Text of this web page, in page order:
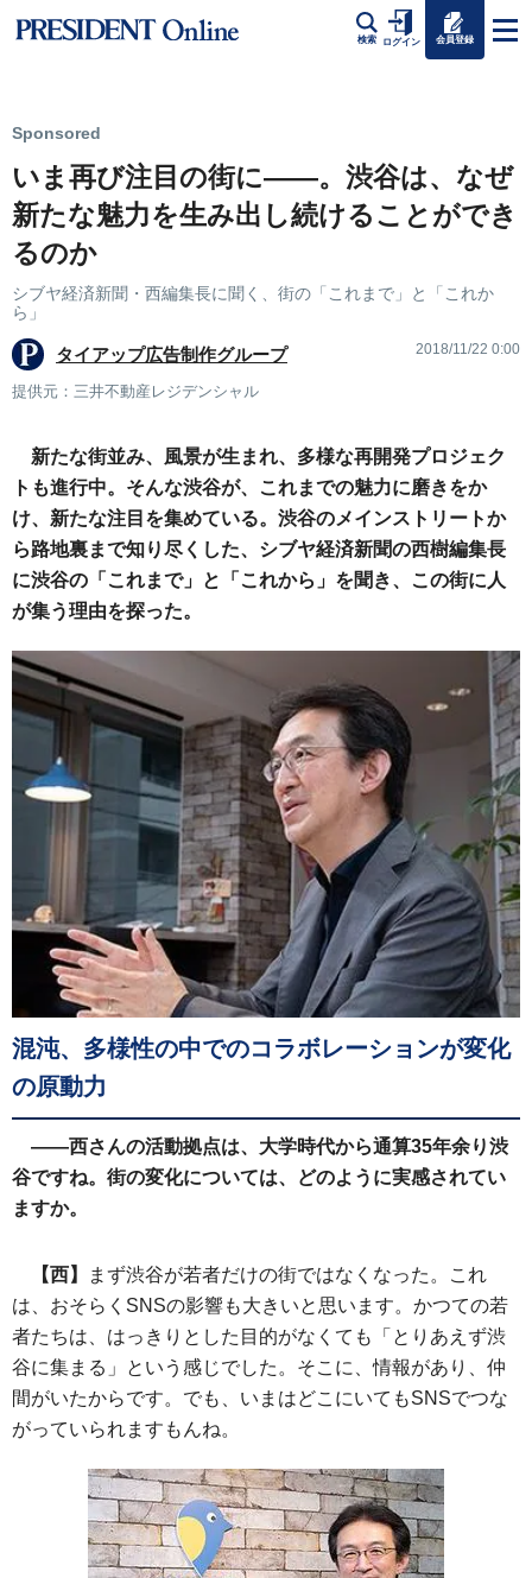
検索 ログイン 会員登録
Sponsored
いま再び注目の街に――。渋谷は、なぜ
新たな魅力を生み出し続けることができ
るのか
シブヤ経済新聞・西編集長に聞く、街の「これまで」と「これか
ら」
2018/11/22 0:00
タイアップ広告制作グループ
提供元：三井不動産レジデンシャル
新たな街並み、風景が生まれ、多様な再開発プロジェク
トも進行中。そんな渋谷が、これまでの魅力に磨きをか
け、新たな注目を集めている。渋谷のメインストリートか
ら路地裏まで知り尽くした、シブヤ経済新聞の西樹編集長
に渋谷の「これまで」と「これから」を聞き、この街に人
が集う理由を探った。
混沌、多様性の中でのコラボレーションが変化
の原動力
――西さんの活動拠点は、大学時代から通算35年余り渋
谷ですね。街の変化については、どのように実感されてい
ますか。
【西】
まず渋谷が若者だけの街ではなくなった。これ
は、おそらくSNSの影響も大きいと思います。かつての若
者たちは、はっきりとした目的がなくても「とりあえず渋
谷に集まる」という感じでした。そこに、情報があり、仲
間がいたからです。でも、いまはどこにいてもSNSでつな
がっていられますもんね。